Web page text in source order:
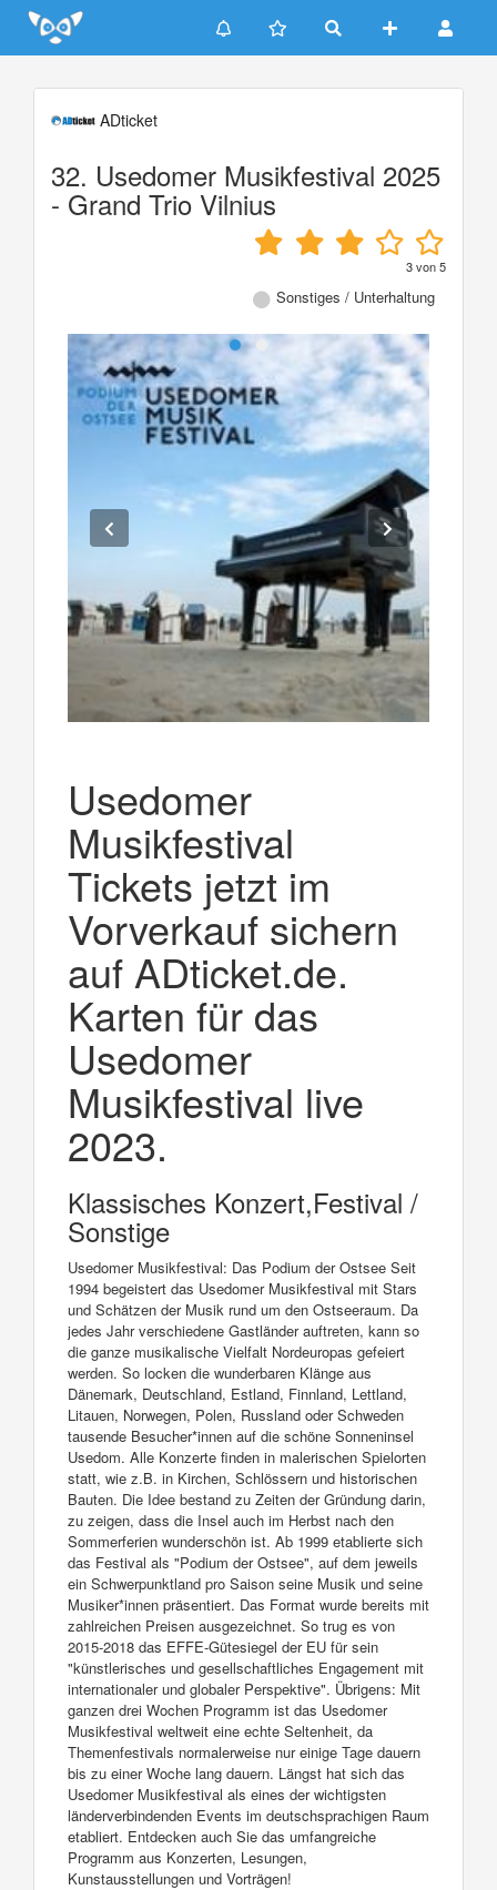
Update cookies preferences
ADticket
32. Usedomer Musikfestival 2025
- Grand Trio Vilnius
3von5
Sonstiges / Unterhaltung
Usedomer
Musikfestival
Tickets jetzt im
Vorverkauf sichern
auf ADticket.de.
Karten für das
Usedomer
Musikfestival live
2023.
Klassisches Konzert,Festival /
Sonstige
Usedomer Musikfestival: Das Podium der Ostsee Seit
1994 begeistert das Usedomer Musikfestival mit Stars
und Schätzen der Musik rund um den Ostseeraum. Da
jedes Jahr verschiedene Gastländer auftreten, kann so
die ganze musikalische Vielfalt Nordeuropas gefeiert
werden. So locken die wunderbaren Klänge aus
Dänemark, Deutschland, Estland, Finnland, Lettland,
Litauen, Norwegen, Polen, Russland oder Schweden
tausende Besucher*innen auf die schöne Sonneninsel
Usedom. Alle Konzerte finden in malerischen Spielorten
statt, wie z.B. in Kirchen, Schlössern und historischen
Bauten. Die Idee bestand zu Zeiten der Gründung darin,
zu zeigen, dass die Insel auch im Herbst nach den
Sommerferien wunderschön ist. Ab 1999 etablierte sich
das Festival als "Podium der Ostsee", auf dem jeweils
ein Schwerpunktland pro Saison seine Musik und seine
Musiker*innen präsentiert. Das Format wurde bereits mit
zahlreichen Preisen ausgezeichnet. So trug es von
2015-2018 das EFFE-Gütesiegel der EU für sein
"künstlerisches und gesellschaftliches Engagement mit
internationaler und globaler Perspektive". Übrigens: Mit
ganzen drei Wochen Programm ist das Usedomer
Musikfestival weltweit eine echte Seltenheit, da
Themenfestivals normalerweise nur einige Tage dauern
bis zu einer Woche lang dauern. Längst hat sich das
Usedomer Musikfestival als eines der wichtigsten
länderverbindenden Events im deutschsprachigen Raum
etabliert. Entdecken auch Sie das umfangreiche
Programm aus Konzerten, Lesungen,
Kunstausstellungen und Vorträgen!